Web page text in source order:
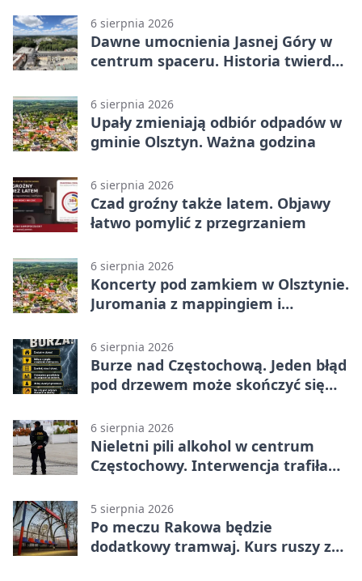
6 sierpnia 2026
Dawne umocnienia Jasnej Góry w
centrum spaceru. Historia twierdzy
6 sierpnia 2026
Upały zmieniają odbiór odpadów w
gminie Olsztyn. Ważna godzina
6 sierpnia 2026
Czad groźny także latem. Objawy
łatwo pomylić z przegrzaniem
6 sierpnia 2026
Koncerty pod zamkiem w Olsztynie.
Juromania z mappingiem i
6 sierpnia 2026
Burze nad Częstochową. Jeden błąd
pod drzewem może skończyć się
6 sierpnia 2026
Nieletni pili alkohol w centrum
Częstochowy. Interwencja trafiła
5 sierpnia 2026
Po meczu Rakowa będzie
dodatkowy tramwaj. Kurs ruszy ze